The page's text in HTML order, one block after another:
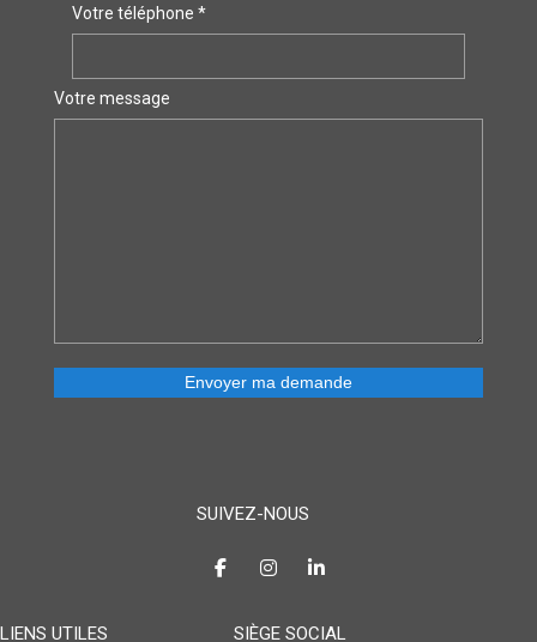
Votre téléphone *
Votre message
SUIVEZ-NOUS
LIENS UTILES SIÈGE SOCIAL